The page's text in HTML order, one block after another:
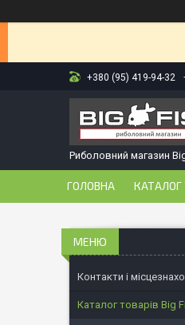
+380 (95) 419-94-32
Риболовний магазин
ГОЛОВНА КАТАЛОГ
Контакти і
Каталог товарів Big